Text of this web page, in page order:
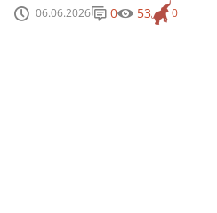
06.06.2026 0
0 53